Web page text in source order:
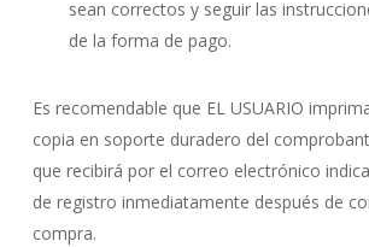
sean correctos y seguir las
de la forma de pago.
Es recomendable que EL USUARIO
copia en soporte duradero del
que recibirá por el correo electrónico
de registro inmediatamente después de
compra.